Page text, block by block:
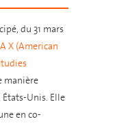
du 31 mars
X (American
manière
Unis. Elle
en co-